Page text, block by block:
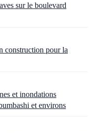
sur le boulevard
construction pour la
et inondations
et environs